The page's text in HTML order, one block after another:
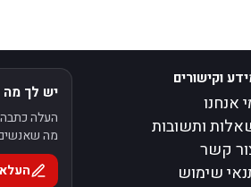
וקישורים
אנחנו
ותשובות
קשר
שימוש
יש לך מה
העלה
מה שאנשים